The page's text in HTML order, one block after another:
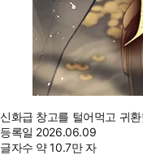
신화급 창고를 털어먹고 귀
등록일 2026.06.09
글자수 약 10.7만 자